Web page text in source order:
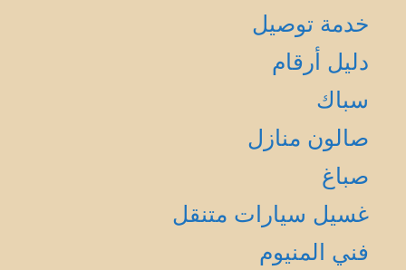
خدمة توصيل
دليل أرقام
سباك
صالون منازل
صباغ
غسيل سيارات متنقل
فني المنيوم